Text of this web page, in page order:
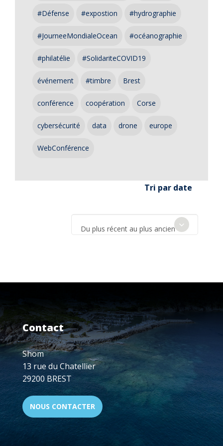
#Défense #expostion #hydrographie
#JourneeMondialeOcean #océanographie
#philatélie #SolidariteCOVID19
événement #timbre Brest
conférence coopération Corse
cybersécurité data drone europe
WebConférence
Tri par date
Du plus récent au plus ancien
Contact
Shom
13 rue du Chatellier
29200 BREST
NOUS CONTACTER